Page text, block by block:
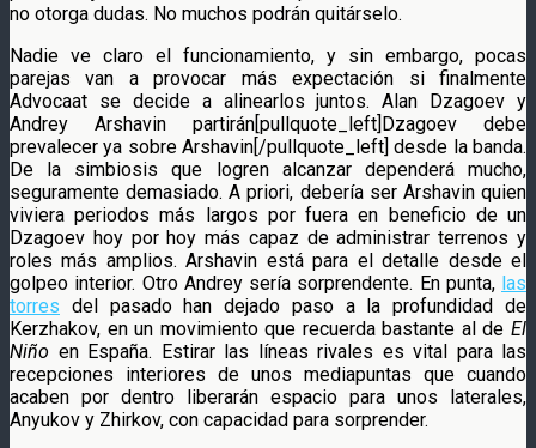
no otorga dudas. No muchos podrán quitárselo.
Nadie ve claro el funcionamiento, y sin embargo, pocas
parejas van a provocar más expectación si finalmente
Advocaat se decide a alinearlos juntos. Alan Dzagoev y
Andrey Arshavin partirán[pullquote_left]Dzagoev debe
prevalecer ya sobre Arshavin[/pullquote_left] desde la banda.
De la simbiosis que logren alcanzar dependerá mucho,
seguramente demasiado. A priori, debería ser Arshavin quien
viviera periodos más largos por fuera en beneficio de un
Dzagoev hoy por hoy más capaz de administrar terrenos y
roles más amplios. Arshavin está para el detalle desde el
golpeo interior. Otro Andrey sería sorprendente. En punta, las
torres del pasado han dejado paso a la profundidad de
Kerzhakov, en un movimiento que recuerda bastante al de El
Niño en España. Estirar las líneas rivales es vital para las
recepciones interiores de unos mediapuntas que cuando
acaben por dentro liberarán espacio para unos laterales,
Anyukov y Zhirkov, con capacidad para sorprender.